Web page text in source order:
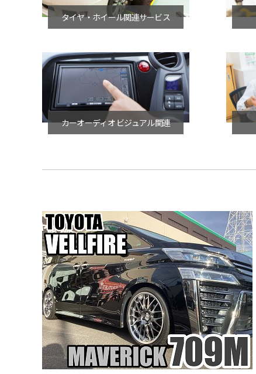
タイヤ・ホイール関連サービス
カーオーディオ ビジュアル関連